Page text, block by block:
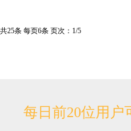
共25条 每页6条 页次：1/5
每日前20位用户